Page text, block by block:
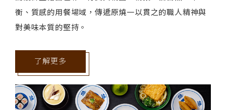
衡、質感的用餐場域，傳遞原燒一以貫之的職人精神與
對美味本質的堅持。
了解更多